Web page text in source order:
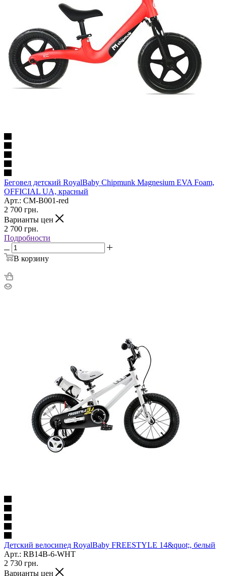
Беговел детский RoyalBaby Chipmunk Magnesium EVA Foam,
OFFICIAL UA, красный
Арт.: CM-B001-red
2 700 грн.
Варианты цен
2 700 грн.
Подробности
В корзину
Детский велосипед RoyalBaby FREESTYLE 14&quot;, белый
Арт.: RB14B-6-WHT
2 730 грн.
Варианты цен